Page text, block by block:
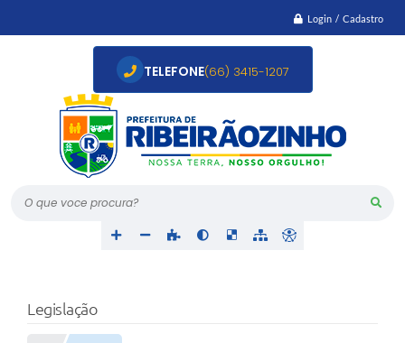
Login / Cadastro
O que voce procura?
TELEFONE(66) 3415-1207
Legislação